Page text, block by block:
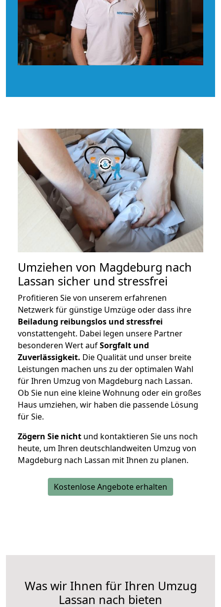
Umziehen von Magdeburg nach
Lassan sicher und stressfrei
Profitieren Sie von unserem erfahrenen
Netzwerk für günstige Umzüge oder dass ihre
Beiladung reibungslos und stressfrei
vonstattengeht. Dabei legen unsere Partner
besonderen Wert aufSorgfalt und
Zuverlässigkeit. Die Qualität und unser breite
Leistungen machen uns zu der optimalen Wahl
für Ihren Umzug von Magdeburg nach Lassan.
Ob Sie nun eine kleine Wohnung oder ein großes
Haus umziehen, wir haben die passende Lösung
für Sie.
Zögern Sie nicht und kontaktieren Sie uns noch
heute, um Ihren deutschlandweiten Umzug von
Magdeburg nach Lassan mit Ihnen zu planen.
Kostenlose Angebote erhalten
Was wir Ihnen für Ihren Umzug
Lassan nach bieten